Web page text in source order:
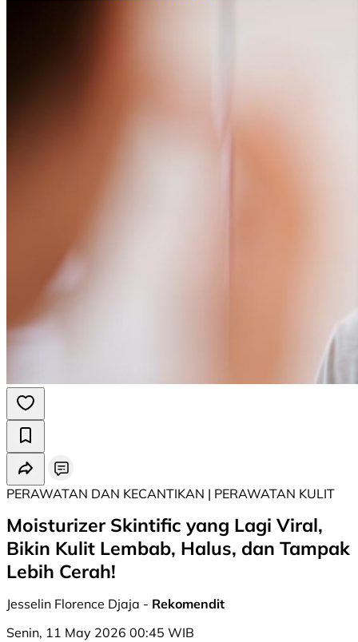
PERAWATAN DAN KECANTIKAN | PERAWATAN KULIT
Moisturizer Skintific yang Lagi Viral,
Bikin Kulit Lembab, Halus, dan Tampak
Lebih Cerah!
Jesselin Florence Djaja - Rekomendit
Senin, 11 May 2026 00:45 WIB